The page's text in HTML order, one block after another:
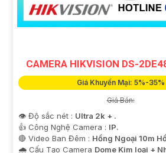
CAMERA HIKVISION DS-
Giá Khuyến Mại: 5%-35%
Giá Bán:
👁 Độ sắc nét : Ultra 2k + .
👍 Công Nghệ Camera : IP.
🔴 Video Ban Đêm : Hồng Ngoại 10m
🌧️ Cấu Tạo Camera Dome Kim loại +